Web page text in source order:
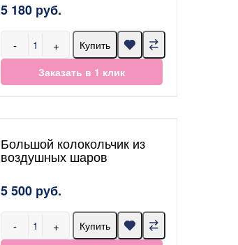
5 180 руб.
- +
Купить
Заказать в 1 клик
Большой колокольчик из
воздушных шаров
5 500 руб.
- +
Купить